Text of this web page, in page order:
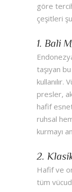
göre
çeşitleri
1. Bali
taşıyan
kullanılır.
presler,
hafif
ruhsal
kurmayı
2.
Hafif ve
tüm